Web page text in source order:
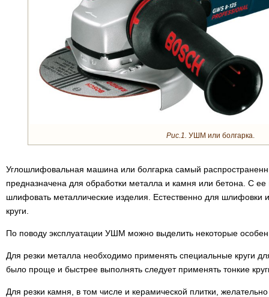
Рис.1. УШМ или болгарка.
Углошлифовальная машина или болгарка самый
предназначена для обработки металла и камня или бетона. С
шлифовать металлические изделия. Естественно для шлифовки
круги.
По поводу эксплуатации УШМ можно выделить некоторые
Для резки металла необходимо применять специальные круги
было проще и быстрее выполнять следует применять тонкие
Для резки камня, в том числе и керамической плитки,